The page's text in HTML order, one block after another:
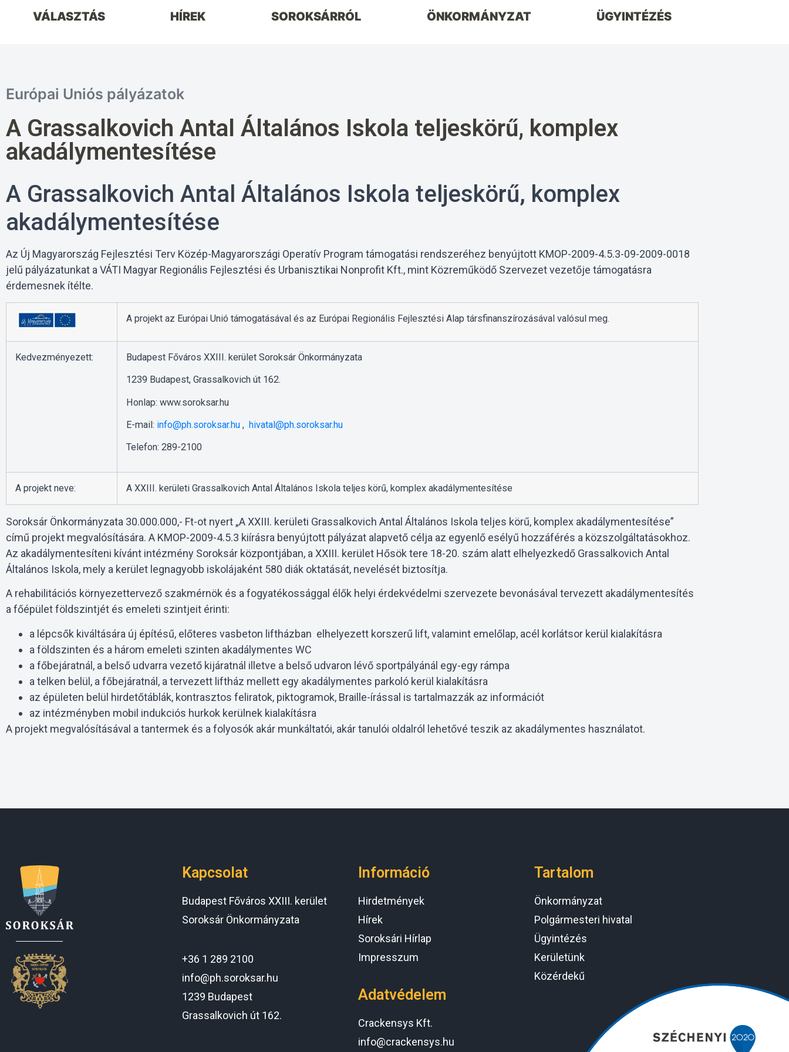
VÁLASZTÁS HÍREK SOROKSÁRRÓL ÖNKORMÁNYZAT ÜGYINTÉZÉS
Európai Uniós pályázatok
A Grassalkovich Antal Általános Iskola teljeskörű, komplex
akadálymentesítése
A Grassalkovich Antal Általános Iskola teljeskörű, komplex
akadálymentesítése
Az Új Magyarország Fejlesztési Terv Közép-Magyarországi Operatív Program támogatási rendszeréhez benyújtott KMOP-2009-4.5.3-09-2009-0018
jelű pályázatunkat a VÁTI Magyar Regionális Fejlesztési és Urbanisztikai Nonprofit Kft., mint Közreműködő Szervezet vezetője támogatásra
érdemesnek ítélte.
A projekt az Európai Unió támogatásával és az Európai Regionális Fejlesztési Alap társfinanszírozásával valósul meg.
Kedvezményezett: Budapest Főváros XXIII. kerület Soroksár Önkormányzata
1239 Budapest, Grassalkovich út 162.
Honlap: www.soroksar.hu
E-mail: info@ph.soroksar.hu , hivatal@ph.soroksar.hu
Telefon: 289-2100
A projekt neve: A XXIII. kerületi Grassalkovich Antal Általános Iskola teljes körű, komplex akadálymentesítése
Soroksár Önkormányzata 30.000.000,- Ft-ot nyert „A XXIII. kerületi Grassalkovich Antal Általános Iskola teljes körű, komplex akadálymentesítése”
című projekt megvalósítására. A KMOP-2009-4.5.3 kiírásra benyújtott pályázat alapvető célja az egyenlő esélyű hozzáférés a közszolgáltatásokhoz.
Az akadálymentesíteni kívánt intézmény Soroksár központjában, a XXIII. kerület Hősök tere 18-20. szám alatt elhelyezkedő Grassalkovich Antal
Általános Iskola, mely a kerület legnagyobb iskolájaként 580 diák oktatását, nevelését biztosítja.
A rehabilitációs környezettervező szakmérnök és a fogyatékossággal élők helyi érdekvédelmi szervezete bevonásával tervezett akadálymentesítés
a főépület földszintjét és emeleti szintjeit érinti:
a lépcsők kiváltására új építésű, előteres vasbeton liftházban elhelyezett korszerű lift, valamint emelőlap, acél korlátsor kerül kialakításra
a földszinten és a három emeleti szinten akadálymentes WC
a főbejáratnál, a belső udvarra vezető kijáratnál illetve a belső udvaron lévő sportpályánál egy-egy rámpa
a telken belül, a főbejáratnál, a tervezett liftház mellett egy akadálymentes parkoló kerül kialakításra
az épületen belül hirdetőtáblák, kontrasztos feliratok, piktogramok, Braille-írással is tartalmazzák az információt
az intézményben mobil indukciós hurkok kerülnek kialakításra
A projekt megvalósításával a tantermek és a folyosók akár munkáltatói, akár tanulói oldalról lehetővé teszik az akadálymentes használatot.
Kapcsolat
Budapest Főváros XXIII. kerület
Soroksár Önkormányzata
+36 1 289 2100
info@ph.soroksar.hu
1239 Budapest
Grassalkovich út 162.
Információ
Hirdetmények
Hírek
Soroksári Hírlap
Impresszum
Adatvédelem
Crackensys Kft.
info@crackensys.hu
Tartalom
Önkormányzat
Polgármesteri hivatal
Ügyintézés
Kerületünk
Közérdekű